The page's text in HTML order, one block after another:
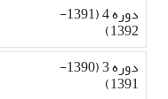
دوره 4 (1391-
1392)
دوره 3 (1390-
1391)